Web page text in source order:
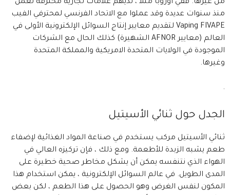
من غيرها. ففي أوروبا مثلا ، لديهم علامات تجارية محترفة تعمل
منذ سنوات عديدة وقد عملوا مع الاتحاد الفرنسي لمحترفي الفيب
Vaping FIVAPE لتقديم معايير إنتاج السوائل الإلكترونية الأولى في
العالم (معايير AFNOR الشهيرة) كذلك الحال مع الشركات
الموجودة في الولايات المتحدة الامريكية والمملكة المتحدة
وغيرها.
.
الجدل حول ثنائي الأسيتيل
ثنائي الأسيتيل مركب يستخدم في صناعة المواد الغذائية لإضفاء
طعم يشبه الزبدة للأطعمة. ومع ذلك ، فإن تركيزه العالي في
الهواء الذي نتنفسه يمكن أن يشكل مخاطر صحية خطيرة على
المدى الطويل. في عالم السوائل الإلكترونية ، يمكن استخدام هذا
المكون لنفس الغرض وهو الحصول على هذا الطعم ، لكن بعض